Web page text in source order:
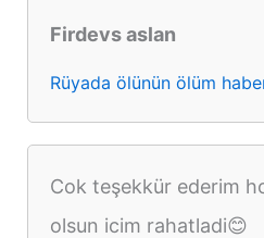
Firdevs aslan
Rüyada ölünün ölüm
Cok teşekkür ederim
olsun icim rahatladi😊